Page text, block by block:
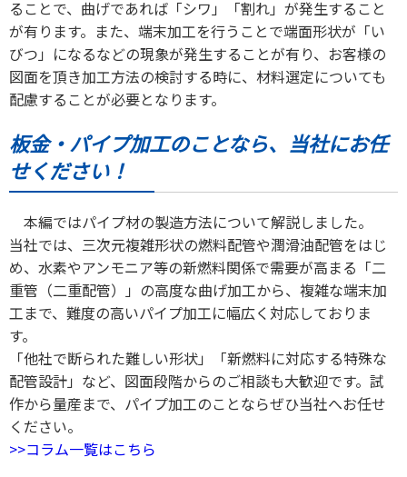
ることで、曲げであれば「シワ」「割れ」が発生すること
が有ります。また、端末加工を行うことで端面形状が「い
びつ」になるなどの現象が発生することが有り、お客様の
図面を頂き加工方法の検討する時に、材料選定についても
配慮することが必要となります。
板金・パイプ加工のことなら、当社にお任
せください！
本編ではパイプ材の製造方法について解説しました。
当社では、三次元複雑形状の燃料配管や潤滑油配管をはじ
め、水素やアンモニア等の新燃料関係で需要が高まる「二
重管（二重配管）」の高度な曲げ加工から、複雑な端末加
工まで、難度の高いパイプ加工に幅広く対応しておりま
す。
「他社で断られた難しい形状」「新燃料に対応する特殊な
配管設計」など、図面段階からのご相談も大歓迎です。試
作から量産まで、パイプ加工のことならぜひ当社へお任せ
ください。
>>コラム一覧はこちら